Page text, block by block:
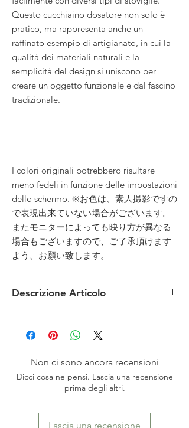
Questo cucchiaino dosatore non solo è
pratico, ma rappresenta anche un
raffinato esempio di artigianato, in cui la
qualità dei materiali naturali e la
semplicità del design si uniscono per
creare un oggetto funzionale e dal fascino
tradizionale.
I colori originali potrebbero risultare
meno fedeli in funzione delle impostazioni
dello schermo. ※お色は、素人撮影ですの
で表現出来ていない場合がございます。
またモニターによっても映り方が異なる
場合もございますので、ご了承頂けます
よう、お願い致します。
Descrizione Articolo
CONDIZIONI: nuovo
Non ci sono ancora recensioni
Dicci cosa ne pensi. Lascia una recensione
prima degli altri.
Lascia una recensione